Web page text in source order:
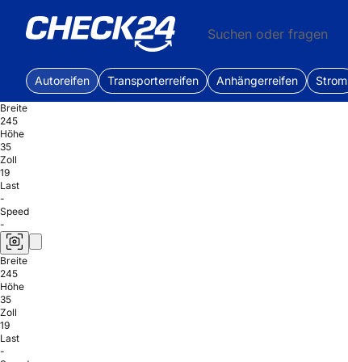
Suchen oder fragen
Autoreifen Transporterreifen Anhängerreifen Strom
Breite
245
Höhe
35
Zoll
19
Last
-
Speed
-
Breite
245
Höhe
35
Zoll
19
Last
-